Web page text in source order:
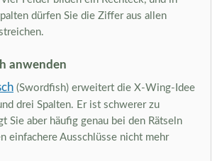
dürfen Sie die Ziffer aus allen
anwenden
(Swordfish) erweitert die X-Wing-Idee
drei Spalten. Er ist schwerer zu
Sie aber häufig genau bei den Rätseln
einfachere Ausschlüsse nicht mehr